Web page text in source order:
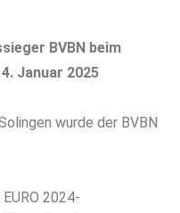
BVBN beim
Januar 2025
wurde der BVBN
2024-